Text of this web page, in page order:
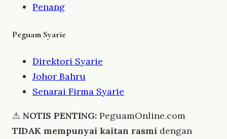
Penang
Peguam Syarie
Direktori Syarie
Johor Bahru
Senarai Firma Syarie
⚠ NOTIS PENTING: PeguamOnline.com
TIDAK mempunyai kaitan rasmi dengan